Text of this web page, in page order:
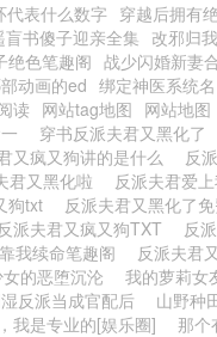
代表什么数字 穿越后拥有
盲书傻子迎亲全集 改邪归
绝色笔趣阁 战少闪婚新妻
动画的ed 绑定神医系统名
读 网站tag地图 网站地图
穿书反派夫君又黑化了
又疯又狗讲的是什么 反
君又黑化啦 反派夫君爱
狗txt 反派夫君又黑化了
反派夫君又疯又狗TXT 反
我续命笔趣阁 反派夫君
的恶堕沉沦 我的萝莉女
反派当成官配后 山野种
我是专业的[娱乐圈] 那个